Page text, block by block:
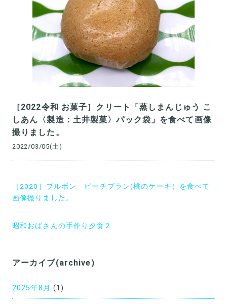
［2022令和 お菓子］クリート「蒸しまんじゅう こ
しあん〈製造：土井製菓〉パック袋」を食べて画像
撮りました。
2022/03/05(土)
稿
ビ
ー
ョ
［2020］ブルボン ピーチブラン(桃のケーキ）を食べて
画像撮りました。
昭和おばさんの手作り夕食２
アーカイブ(archive)
2025年8月 (1)